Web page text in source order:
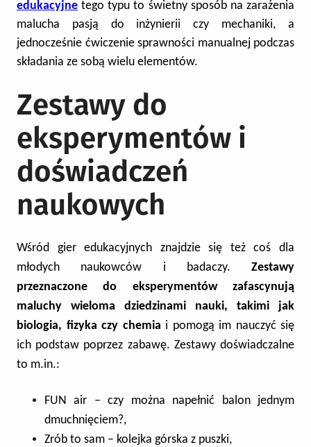
edukacyjne tego typu to świetny sposób na zarażenia
malucha pasją do inżynierii czy mechaniki, a
jednocześnie ćwiczenie sprawności manualnej podczas
składania ze sobą wielu elementów.
Zestawy do
eksperymentów i
doświadczeń
naukowych
Wśród gier edukacyjnych znajdzie się też coś dla
młodych naukowców i badaczy. Zestawy
przeznaczone do eksperymentów zafascynują
maluchy wieloma dziedzinami nauki, takimi jak
biologia, fizyka czy chemia i pomogą im nauczyć się
ich podstaw poprzez zabawę. Zestawy doświadczalne
to m.in.:
FUN air – czy można napełnić balon jednym
dmuchnięciem?,
Zrób to sam – kolejka górska z puszki,